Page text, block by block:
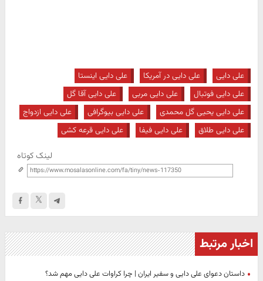
علی دایی علی دایی در آمریکا
علی دایی اینستا
علی دایی فوتبال
علی دایی مربی
علی دایی آقا گل
علی دایی یحیی گل محمدی
علی دایی بیوگرافی
علی دایی ازدواج
علی دایی طلاق
علی دایی فیفا علی دایی قرعه کشی
لینک کوتاه
اخبار مرتبط
داستان دعوای علی دایی و سفیر ایران | چرا کراوات علی دایی مهم شد؟